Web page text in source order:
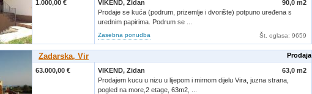
1.000,00 € 90,0 m2
VIKEND,Zidan
Prodaje se kuća (podrum, prizemlje i dvorište) potpuno uređena s
urednim papirima. Podrum se ...
Zasebna ponudba Št. oglasa: 9659
Zadarska, Vir Prodaja
63.000,00 € 63,0 m2
VIKEND,Zidan
Prodajem kucu u nizu u lijepom i mirnom dijelu Vira, juzna strana,
pogled na more,2 etage, 63m2, ...